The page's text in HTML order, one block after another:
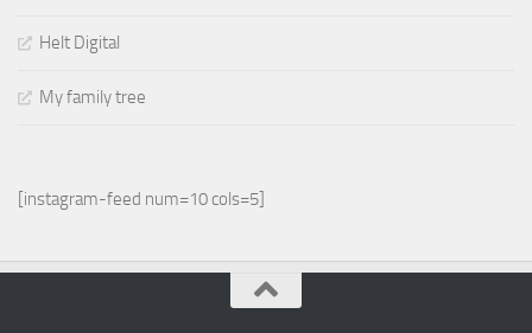
Helt Digital
My family tree
[instagram-feed num=10 cols=5]